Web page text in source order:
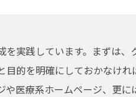
実践しています。まずは
的を明確にしておかなけ
医療系ホームページ、更